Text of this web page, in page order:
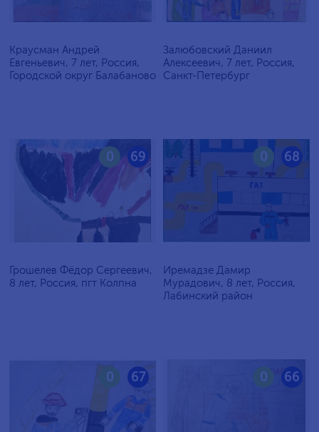
Краусман Андрей
Евгеньевич, 7 лет, Россия,
Городской округ Балабаново
Залюбовский Даниил
Алексеевич, 7 лет, Россия,
Санкт-Петербург
69
0
Грошелев Фёдор Сергеевич,
8 лет, Россия, пгт Колпна
68
0
Иремадзе Дамир
Мурадович, 8 лет, Россия,
Лабинский район
67
0 66
0